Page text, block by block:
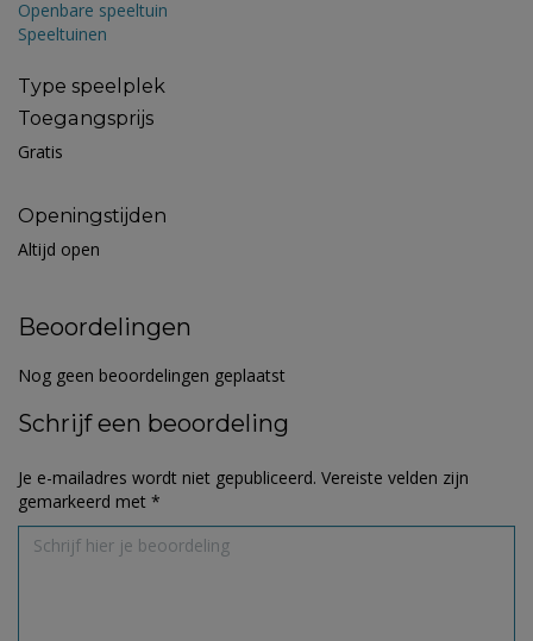
Openbare speeltuin
Speeltuinen
Type speelplek
Toegangsprijs
Gratis
Openingstijden
Altijd open
Beoordelingen
Nog geen beoordelingen geplaatst
Schrijf een beoordeling
Je e-mailadres wordt niet gepubliceerd. Vereiste velden zijn
gemarkeerd met *